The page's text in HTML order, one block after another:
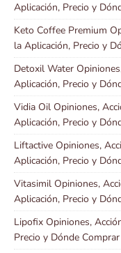
Aplicación, Precio y
Keto Coffee Premium
la Aplicación, Precio y
Detoxil Water
Aplicación, Precio y
Vidia Oil Opiniones,
Aplicación, Precio y
Liftactive Opiniones,
Aplicación, Precio y
Vitasimil Opiniones,
Aplicación, Precio y
Lipofix Opiniones,
Precio y Dónde Comprar